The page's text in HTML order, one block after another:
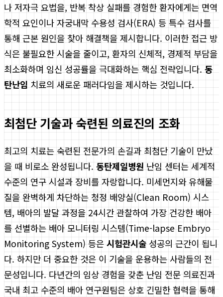
나 저자극 요법을, 반복 착상 실패를 경험한 환자에게는 면역
학적 요인이나 자궁내막 수용성 검사(ERA) 등 특수 검사를
통해 근본 원인을 찾아 해결책을 제시합니다. 이러한 접근 방
식은 불필요한 시술을 줄이고, 환자의 신체적, 경제적 부담을
최소화하며 임신 성공률을 극대화하는 핵심 전략입니다. 동
탄난임 치료의 새로운 패러다임을 제시하는 것입니다.
최첨단 기술과 숙련된 의료진의 조화
최고의 치료는 숙련된 전문가의 손길과 최첨단 기술이 만났
을 때 비로소 완성됩니다. 동탄제일병원 난임 센터는 세계적
수준의 연구 시설과 장비를 자랑합니다. 미세먼지와 유해물
질을 완벽하게 차단하는 청정 배양실(Clean Room) 시스
템, 배아의 발달 과정을 24시간 관찰하여 가장 건강한 배아
를 선별하는 배아 모니터링 시스템(Time-lapse Embryo
Monitoring System) 등은 시험관시술 성공의 근간이 됩니
다. 하지만 더 중요한 것은 이 기술을 운용하는 사람들의 전
문성입니다. 다년간의 임상 경험을 갖춘 난임 전문 의료진과
국내 최고 수준의 배아 연구원팀은 상호 긴밀한 협력을 통해